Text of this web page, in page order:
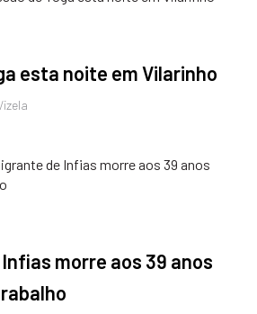
esta noite em Vilarinho
morre aos 39 anos